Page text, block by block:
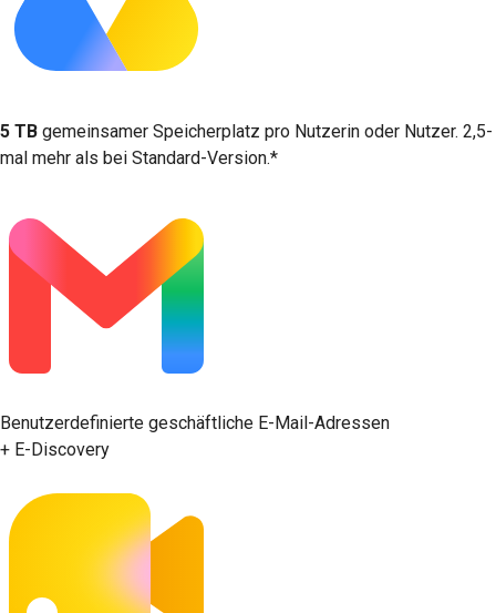
5 TB gemeinsamer Speicherplatz pro Nutzerin oder Nutzer. 2,5-
mal mehr als bei Standard-Version.*
Benutzerdefinierte geschäftliche E-Mail-Adressen
+ E-Discovery